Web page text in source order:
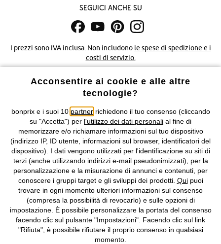
Seguici anche su
I prezzi sono IVA inclusa. Non includono le spese di spedizione e i
costi di servizio.
Condizioni di vendita Accessibilità
Informazioni legali Diritto di recesso
2026 bonprix.
Tutti i diritti riservati.
bonprix S.r.l. con socio unico, sede legale: via Adua 33 - 13855
Valdengo (BI) C.F. 01510910027 - P.I. 01939830020, Reg. Imprese di
IT09060P00000858, N. Reg. AEE: IT08020000002105 Capitale
Sociale: euro 1.000.000 i.v, Società soggetta all'attività di direzione
e coordinamento di bonprix Beteiligungs -Verwaltungsgesellschaft
Acconsentire ai cookie e alle altre
tecnologie?
bonprix e i suoi 10 partnerrichiedono il tuo consenso (cliccando
su "Accetta") per l'utilizzo dei dati personali al fine di
memorizzare e/o richiamare informazioni sul tuo dispositivo
(indirizzo IP, ID utente, informazioni sul browser, identificatori del
dispositivo). I dati vengono utilizzati per l'identificazione su siti di
terzi (anche utilizzando indirizzi e-mail pseudonimizzati), per la
personalizzazione e la misurazione di annunci e contenuti, per
conoscere i gruppi target e gli sviluppi dei prodotti. Quipuoi
trovare in ogni momento ulteriori informazioni sul consenso
(compresa la possibilità di revocarlo) e sulle opzioni di
impostazione. È possibile personalizzare la portata del consenso
facendo clic sul pulsante "Impostazioni". Facendo clic sul link
"Rifiuta", è possibile rifiutare il proprio consenso in qualsiasi
momento.